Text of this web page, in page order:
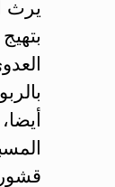
يرث